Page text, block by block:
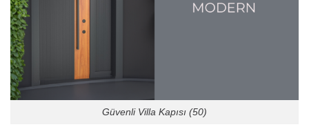
Güvenli Villa Kapısı (50)